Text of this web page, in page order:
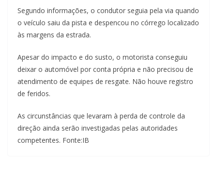
Segundo informações, o condutor seguia pela via quando
o veículo saiu da pista e despencou no córrego localizado
às margens da estrada.
Apesar do impacto e do susto, o motorista conseguiu
deixar o automóvel por conta própria e não precisou de
atendimento de equipes de resgate. Não houve registro
de feridos.
As circunstâncias que levaram à perda de controle da
direção ainda serão investigadas pelas autoridades
competentes. Fonte:IB